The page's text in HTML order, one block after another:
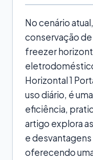
No cenário
conservação
freezer
Horizontal 1
uso diário, é
eficiência,
artigo explora
e
oferecendo